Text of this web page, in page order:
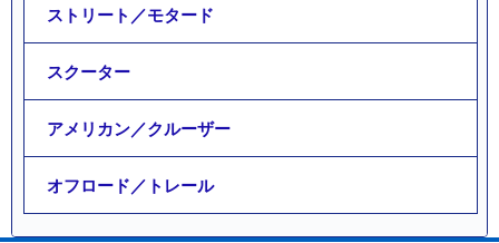
ストリート／モタード
スクーター
アメリカン／クルーザー
オフロード／トレール